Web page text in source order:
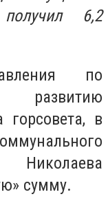
6,2
по
горсовета, в
сумму.